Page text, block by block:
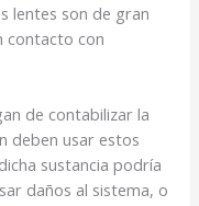
lentes son de gran
contacto con
de contabilizar la
deben usar estos
sustancia podría
daños al sistema, o